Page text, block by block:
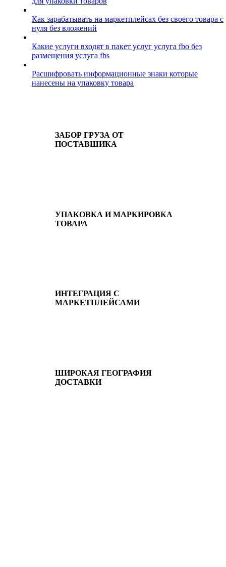
Как зарабатывать на маркетплейсах без своего товара с
нуля без вложений
Какие услуги входят в пакет услуг услуга fbo без
размещения услуга fbs
Расшифровать информационные знаки которые
нанесены на упаковку товара
ЗАБОР ГРУЗА ОТ
ПОСТАВШИКА
УПАКОВКА И МАРКИРОВКА
ТОВАРА
ИНТЕГРАЦИЯ С
МАРКЕТПЛЕЙСАМИ
ШИРОКАЯ ГЕОГРАФИЯ
ДОСТАВКИ